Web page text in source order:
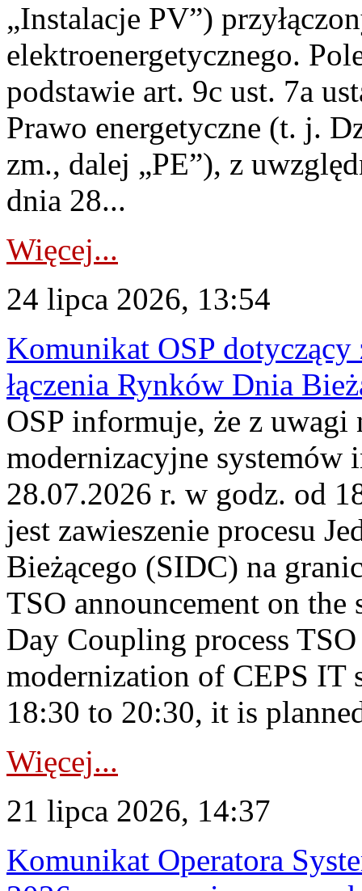
„Instalacje PV”)
elektroenergetycznego.
podstawie art. 9c ust. 7a
Prawo energetyczne (t. j.
zm., dalej „PE”), z
dnia 28...
Więcej...
24 lipca 2026, 13:54
Komunikat OSP dotyczący
łączenia Rynków Dnia
OSP informuje, że z uwagi
modernizacyjne
28.07.2026 r. w godz. od
jest zawieszenie procesu
Bieżącego (SIDC) na
TSO announcement on
Day Coupling process
modernization of CEPS IT
18:30 to 20:30, it is
Więcej...
21 lipca 2026, 14:37
Komunikat Operatora